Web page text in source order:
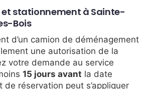
stationnement à Sainte-
Bois
d’un camion de déménagement
une autorisation de la
votre demande au service
15 jours avant la date
de réservation peut s’appliquer